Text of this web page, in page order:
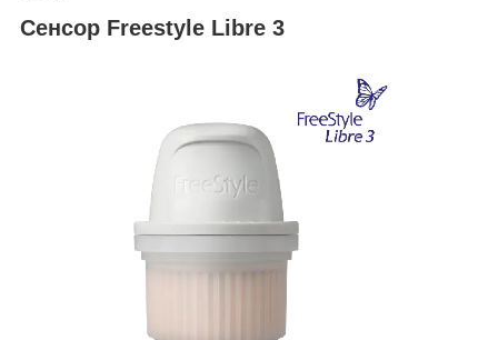
Сенсор Freestyle Libre 3